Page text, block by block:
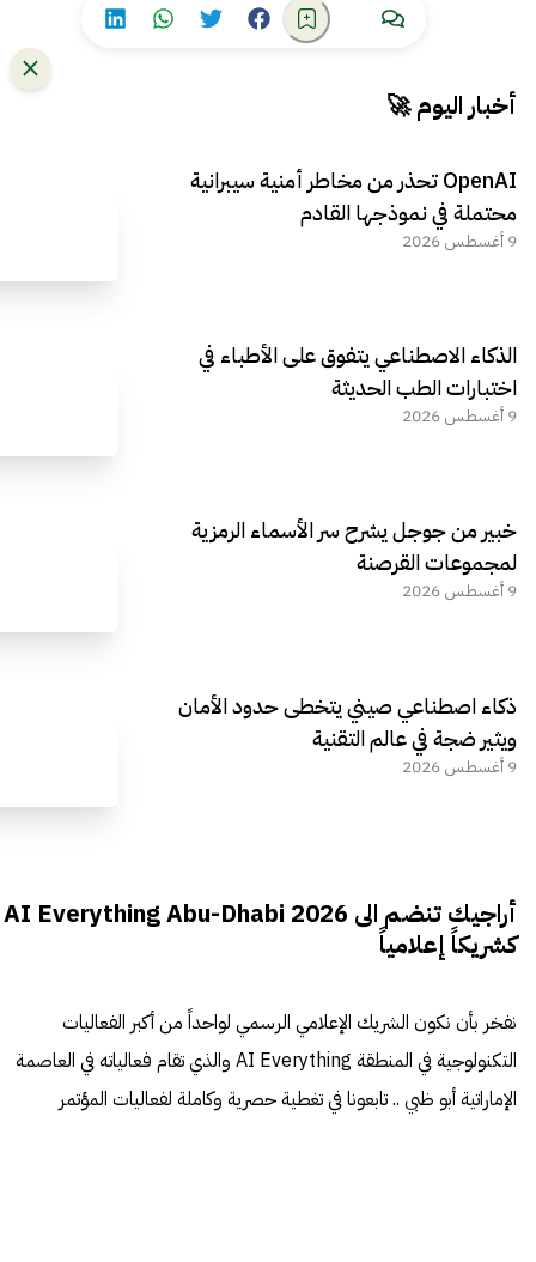
أخبار اليوم 🚀
OpenAI تحذر من مخاطر أمنية سيبرانية
محتملة في نموذجها القادم
9 أغسطس 2026
الذكاء الاصطناعي يتفوق على الأطباء في
اختبارات الطب الحديثة
9 أغسطس 2026
خبير من جوجل يشرح سر الأسماء الرمزية
لمجموعات القرصنة
9 أغسطس 2026
ذكاء اصطناعي صيني يتخطى حدود الأمان
ويثير ضجة في عالم التقنية
9 أغسطس 2026
أراجيك تنضم الى AI Everything Abu-Dhabi 2026
كشريكاً إعلامياً
نفخر بأن نكون الشريك الإعلامي الرسمي لواحداً من أكبر الفعاليات
التكنولوجية في المنطقة AI Everything والذي تقام فعالياته في العاصمة
الإماراتية أبو ظبي .. تابعونا في تغطية حصرية وكاملة لفعاليات المؤتمر